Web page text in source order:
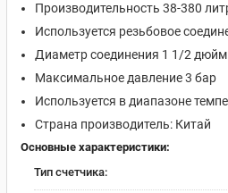
Производительность 38-380
Используется резьбовое
Диаметр соединения 1 1/2
Максимальное давление 3 бар
Используется в диапазоне
Страна производитель: Китай
Основные характеристики:
Тип счетчика: